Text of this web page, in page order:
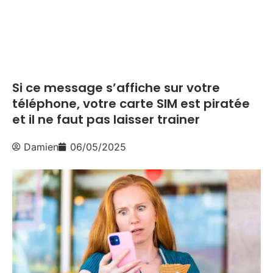
Si ce message s’affiche sur votre
téléphone, votre carte SIM est piratée
et il ne faut pas laisser trainer
Damien 06/05/2025